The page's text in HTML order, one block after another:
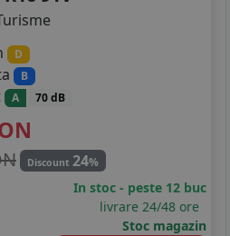
D
B
A 70 dB
Discount 24%
In stoc - peste 12 buc
livrare 24/48 ore
Stoc magazin